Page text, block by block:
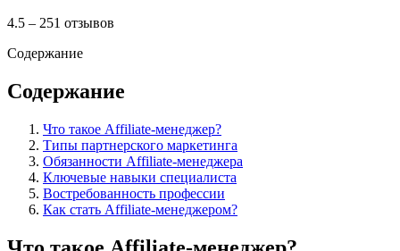
4.5 – 251 отзывов
Содержание
Содержание
Что такое Affiliate-менеджер?
Типы партнерского маркетинга
Обязанности Affiliate-менеджера
Ключевые навыки специалиста
Востребованность профессии
Как стать Affiliate-менеджером?